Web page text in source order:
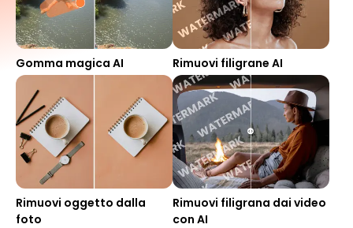
Gomma magica AI Rimuovi filigrane AI
Rimuovi oggetto dalla
foto
Rimuovi filigrana dai video
con AI